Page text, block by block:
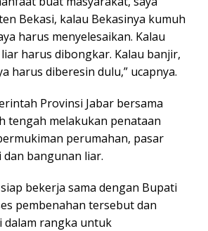
Bekasi, kalau Bekasinya kumuh
harus menyelesaikan. Kalau
harus dibongkar. Kalau banjir,
harus diberesin dulu,” ucapnya.
Provinsi Jabar bersama
tengah melakukan penataan
perumahan, pasar
bangunan liar.
bekerja sama dengan Bupati
pembenahan tersebut dan
dalam rangka untuk